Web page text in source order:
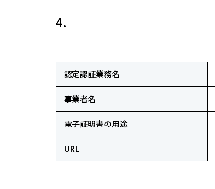
4.
認定認証業務名
事業者名
電子証明書の用途
URL